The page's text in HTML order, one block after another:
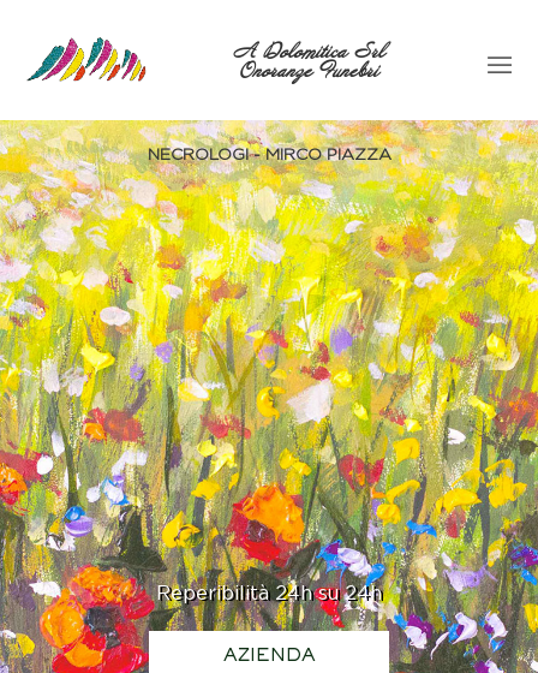
A Dolomitica Srl
Onoranze Funebri
Reperibilità 24h su 24h
AZIENDA
NECROLOGI - MIRCO PIAZZA